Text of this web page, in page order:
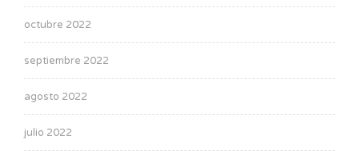
octubre 2022
septiembre 2022
agosto 2022
julio 2022